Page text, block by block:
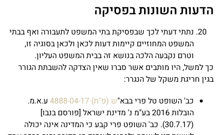
הדעות השונות בפסיקה
נתתי דעתי לכך שבפסיקת בתי המשפט לתעבורה ואף בבתי
המשפט המחוזיים קיימות דעות לכאן ולכאן בסוגיה זו,
וטרם נקבעה הלכה בנושא זה בבית המשפט העליון.
כך למשל, היו מותבים אשר סברו שאין הצדקה להשבתת הגורר
בגין חריגת משקל של הנגרר:
כב' השופט טל פרי בבא"ש (פ"ת) 4888-04-17
ע.א.מ.
הובלות 2016 בע"מ נ' מדינת ישראל [פורסם בנבו]
(30.7.17). כב' השופט פרי קבע כי המדינה אינה יכולה